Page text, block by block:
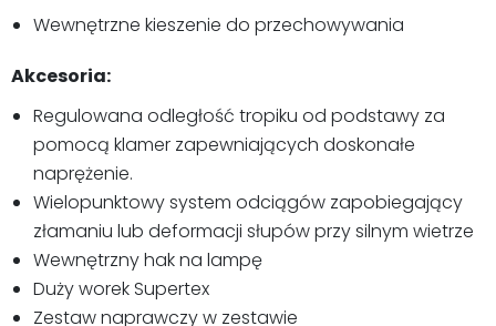
Wewnętrzne kieszenie do przechowywania
Akcesoria:
Regulowana odległość tropiku od podstawy za
pomocą klamer zapewniających doskonałe
naprężenie.
Wielopunktowy system odciągów zapobiegający
złamaniu lub deformacji słupów przy silnym wietrze
Wewnętrzny hak na lampę
Duży worek Supertex
Zestaw naprawczy w zestawie